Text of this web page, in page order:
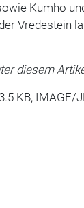
Kumho
Vredestein
diesem
KB, IMAGE/